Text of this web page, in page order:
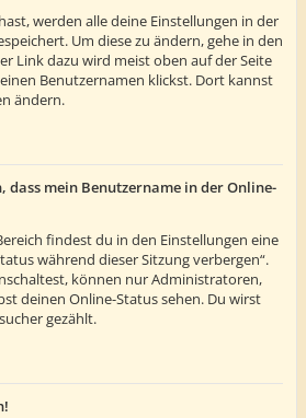
werden alle deine Einstellungen in der
Um diese zu ändern, gehe in den
Link dazu wird meist oben auf der Seite
Benutzernamen klickst. Dort kannst
ändern.
dass mein Benutzername in der Online-
findest du in den Einstellungen eine
während dieser Sitzung verbergen“.
können nur Administratoren,
deinen Online-Status sehen. Du wirst
gezählt.